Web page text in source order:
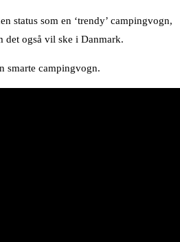
status som en ‘trendy’ campingvogn,
det også vil ske i Danmark.
smarte campingvogn.